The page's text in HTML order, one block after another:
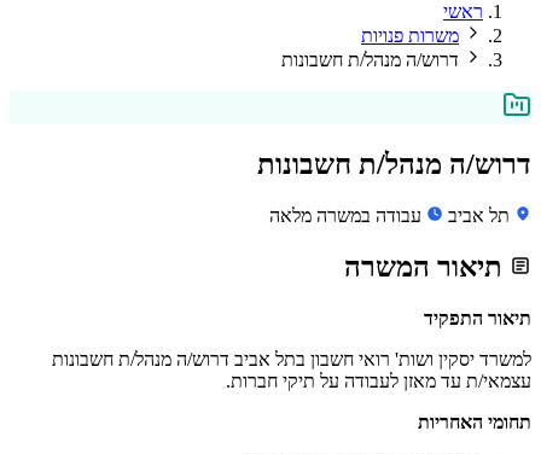
ראשי
משרות פנויות
דרוש/ה מנהל/ת חשבונות
דרוש/ה מנהל/ת חשבונות
תל אביב עבודה במשרה מלאה
תיאור המשרה
תיאור התפקיד
למשרד יסקין ושות' רואי חשבון בתל אביב דרוש/ה מנהל/ת חשבונות
עצמאי/ת עד מאזן לעבודה על תיקי חברות.
תחומי האחריות